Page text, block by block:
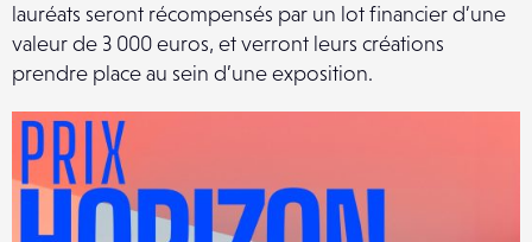
lauréats seront récompensés par un lot financier d’une
valeur de 3 000 euros, et verront leurs créations
prendre place au sein d’une exposition.